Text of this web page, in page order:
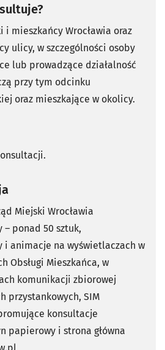
i mieszkańcy Wrocławia oraz
ulicy, w szczególności osoby
lub prowadzące działalność
przy tym odcinku
oraz mieszkające w okolicy.
Miejski Wrocławia
– ponad 50 sztuk,
i animacje na wyświetlaczach w
Obsługi Mieszkańca, w
komunikacji zbiorowej
przystankowych, SIM
konsultacje
papierowy i strona główna